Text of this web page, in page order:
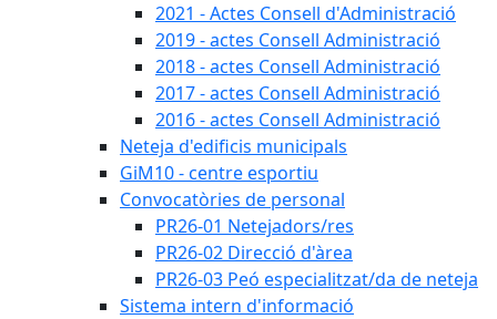
2021 - Actes Consell d'Administració
2019 - actes Consell Administració
2018 - actes Consell Administració
2017 - actes Consell Administració
2016 - actes Consell Administració
Neteja d'edificis municipals
GiM10 - centre esportiu
Convocatòries de personal
PR26-01 Netejadors/res
PR26-02 Direcció d'àrea
PR26-03 Peó especialitzat/da de neteja
Sistema intern d'informació